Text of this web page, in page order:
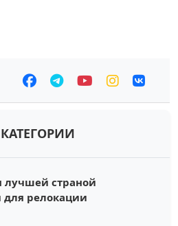
лучшей страной
релокации